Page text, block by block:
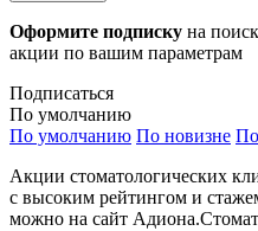
Оформите подписку на
акции по вашим параметрам
Подписаться
По умолчанию
По умолчанию По новизне
Акции стоматологических
с высоким рейтингом и
можно на сайт